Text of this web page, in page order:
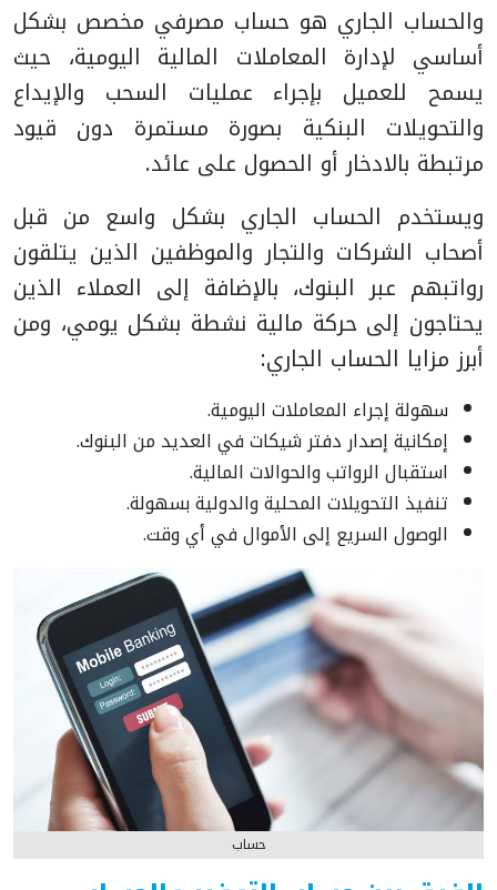
والحساب الجاري هو حساب مصرفي مخصص بشكل
أساسي لإدارة المعاملات المالية اليومية، حيث
يسمح للعميل بإجراء عمليات السحب والإيداع
والتحويلات البنكية بصورة مستمرة دون قيود
مرتبطة بالادخار أو الحصول على عائد.
ويستخدم الحساب الجاري بشكل واسع من قبل
أصحاب الشركات والتجار والموظفين الذين يتلقون
رواتبهم عبر البنوك، بالإضافة إلى العملاء الذين
يحتاجون إلى حركة مالية نشطة بشكل يومي، ومن
أبرز مزايا الحساب الجاري:
سهولة إجراء المعاملات اليومية.
إمكانية إصدار دفتر شيكات في العديد من البنوك.
استقبال الرواتب والحوالات المالية.
تنفيذ التحويلات المحلية والدولية بسهولة.
الوصول السريع إلى الأموال في أي وقت.
حساب